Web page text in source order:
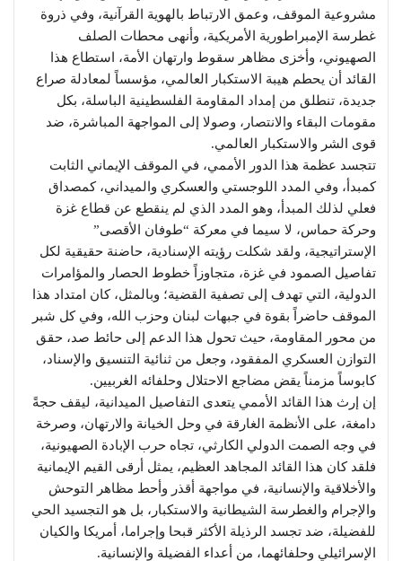
مشروعية الموقف، وعمق الارتباط بالهوية القرآنية، وفي ذروة
غطرسة الإمبراطورية الأمريكية، وأنهى محطات الصلف
الصهيوني، وأخزى مظاهر سقوط وارتهان الأمة، استطاع هذا
القائد أن يحطم هيبة الاستكبار العالمي، مؤسساً لمعادلة صراع
جديدة، تنطلق من إمداد المقاومة الفلسطينية الباسلة، بكل
مقومات البقاء والانتصار، وصولا إلى المواجهة المباشرة، ضد
قوى الشر والاستكبار العالمي.
تتجسد عظمة هذا الدور الأممي، في الموقف الإيماني الثابت
كمبدأ، وفي المدد اللوجستي والعسكري والميداني، كمصداق
فعلي لذلك المبدأ، وهو المدد الذي لم ينقطع عن قطاع غزة
وحركة حماس، لا سيما في معركة “طوفان الأقصى”
الإستراتيجية، ولقد شكلت رؤيته الإسنادية، حاضنة حقيقية لكل
تفاصيل الصمود في غزة، متجاوزاً خطوط الحصار والمؤامرات
الدولية، التي تهدف إلى تصفية القضية؛ وبالمثل، كان امتداد هذا
الموقف حاضراً بقوة في جبهات لبنان وحزب الله، وفي كل شبر
من محور المقاومة، حيث تحول هذا الدعم إلى حائط صد، حقق
التوازن العسكري المفقود، وجعل من ثنائية التنسيق والإسناد،
كابوساً مزمناً يقض مضاجع الاحتلال وحلفائه الغربيين.
إن إرث هذا القائد الأممي يتعدى التفاصيل الميدانية، ليقف حجةً
دامغة، على الأنظمة الغارقة في وحل الخيانة والارتهان، وصرخة
في وجه الصمت الدولي الكارثي، تجاه حرب الإبادة الصهيونية،
فلقد كان هذا القائد المجاهد العظيم، يمثل أرقى القيم الإيمانية
والأخلاقية والإنسانية، في مواجهة أقذر وأحط مظاهر التوحش
والإجرام والغطرسة الشيطانية والاستكبار، بل هو التجسيد الحي
للفضيلة، ضد تجسد الرذيلة الأكثر قبحا وإجراما، أمريكا والكيان
الإسرائيلي وحلفائهما، من أعداء الفضيلة والإنسانية.